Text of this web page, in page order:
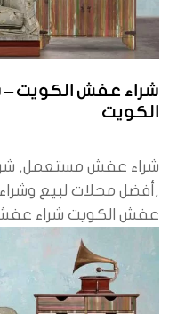
شراء عفش الكويت
الكويت
شراء عفش مستعمل,
عفش الكويت شراء